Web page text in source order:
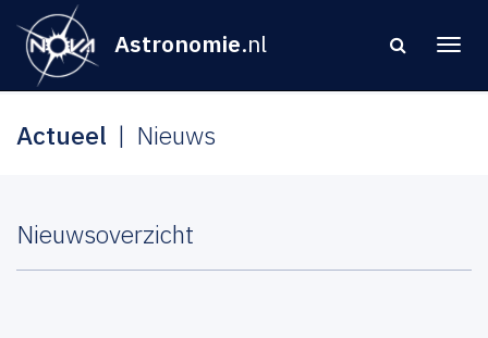
Astronomie.nl
Actueel Nieuws
Nieuwsoverzicht